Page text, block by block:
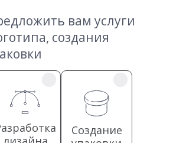
вам услуги
создания
Создание